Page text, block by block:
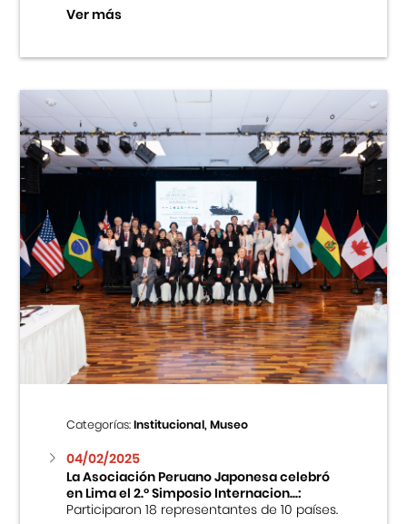
Ver más
Categorías:Institucional, Museo
04/02/2025
La Asociación Peruano Japonesa celebró
en Lima el 2.º Simposio Internacion...:
Participaron 18 representantes de 10 países.